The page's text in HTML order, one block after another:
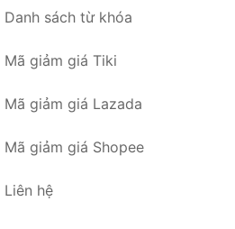
Danh sách từ khóa
Mã giảm giá Tiki
Mã giảm giá Lazada
Mã giảm giá Shopee
Liên hệ